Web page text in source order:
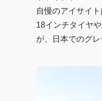
自慢のアイサイ
18インチタイヤ
が、日本でのグ